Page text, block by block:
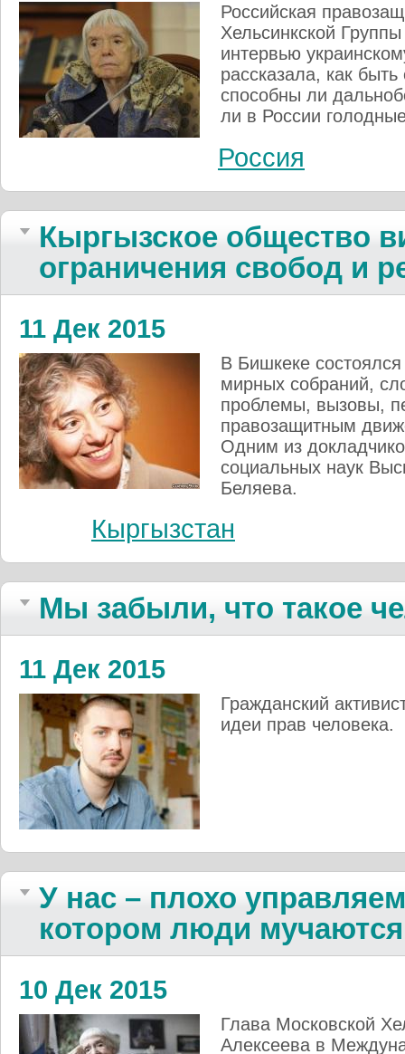
Российская
Хельсинкской
интервью
рассказала, как
способны ли
ли в России
Россия
Кыргызское общество
ограничения свобод и
11 Дек 2015
В Бишкеке
мирных собраний,
проблемы, вызовы,
правозащитным
Одним из
социальных наук
Беляева.
Кыргызстан
Мы забыли, что такое
11 Дек 2015
Гражданский
идеи прав человека.
У нас – плохо
котором люди мучаются
10 Дек 2015
Глава Московской
Алексеева в